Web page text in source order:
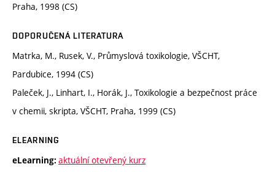
Praha, 1998 (CS)
DOPORUČENÁ LITERATURA
Matrka, M., Rusek, V., Průmyslová toxikologie, VŠCHT,
Pardubice, 1994 (CS)
Paleček, J., Linhart, I., Horák, J., Toxikologie a bezpečnost práce
v chemii, skripta, VŠCHT, Praha, 1999 (CS)
ELEARNING
eLearning: aktuální otevřený kurz